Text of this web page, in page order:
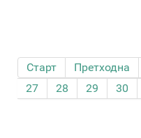
Старт Претходна
27
28 29 30